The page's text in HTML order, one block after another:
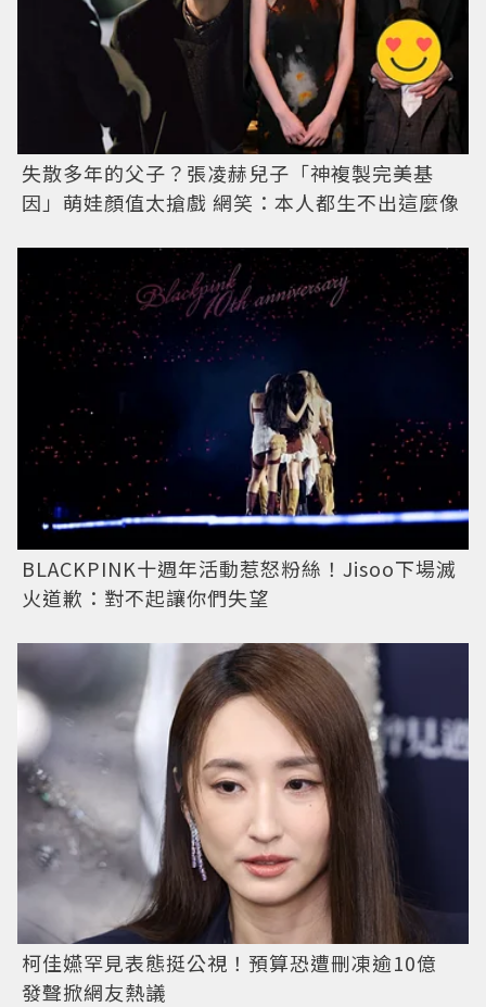
失散多年的父子？張凌赫兒子「神複製完美基
因」萌娃顏值太搶戲 網笑：本人都生不出這麼像
BLACKPINK十週年活動惹怒粉絲！Jisoo下場滅
火道歉：對不起讓你們失望
柯佳嬿罕見表態挺公視！預算恐遭刪凍逾10億
發聲掀網友熱議